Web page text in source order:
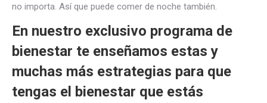
no importa. Así que puede comer de noche también.
En nuestro exclusivo programa de
bienestar te enseñamos estas y
muchas más estrategias para que
tengas el bienestar que estás